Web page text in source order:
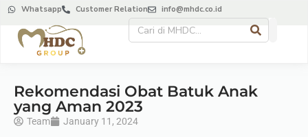
Whatsapp Customer Relation info@mhdc.co.id
Rekomendasi Obat Batuk Anak
yang Aman 2023
Team January 11, 2024